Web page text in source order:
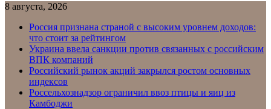
8 августа, 2026
Россия признана страной с высоким уровнем доходов:
что стоит за рейтингом
Украина ввела санкции против связанных с российским
ВПК компаний
Российский рынок акций закрылся ростом основных
индексов
Россельхознадзор ограничил ввоз птицы и яиц из
Камбоджи